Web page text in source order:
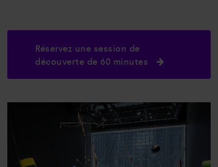
Réservez une session de
découverte de 60 minutes